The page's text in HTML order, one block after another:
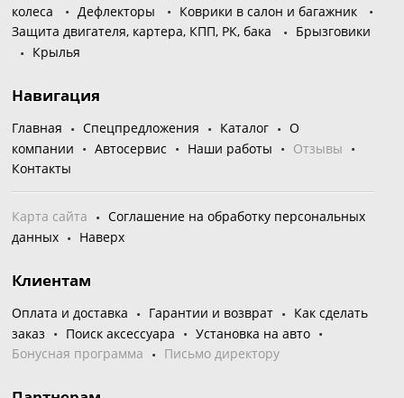
колеса
Дефлекторы
Коврики в салон и багажник
Защита двигателя, картера, КПП, РК, бака
Брызговики
Крылья
Навигация
Главная Спецпредложения Каталог
О
компании
Автосервис Наши работы
Отзывы
Контакты
Карта сайта
Соглашение на обработку персональных
данных
Наверх
Клиентам
Оплата и доставка Гарантии и возврат
Как сделать
заказ
Поиск аксессуара
Установка на авто
Бонусная программа
Письмо директору